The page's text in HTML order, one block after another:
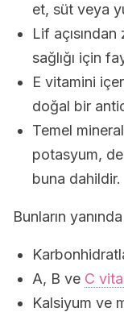
et, süt veya
Lif
sağlığı için
E vitamini
doğal bir
Temel
potasyum,
buna dahildir.
Bunların
A, B ve C
Kalsiyum ve